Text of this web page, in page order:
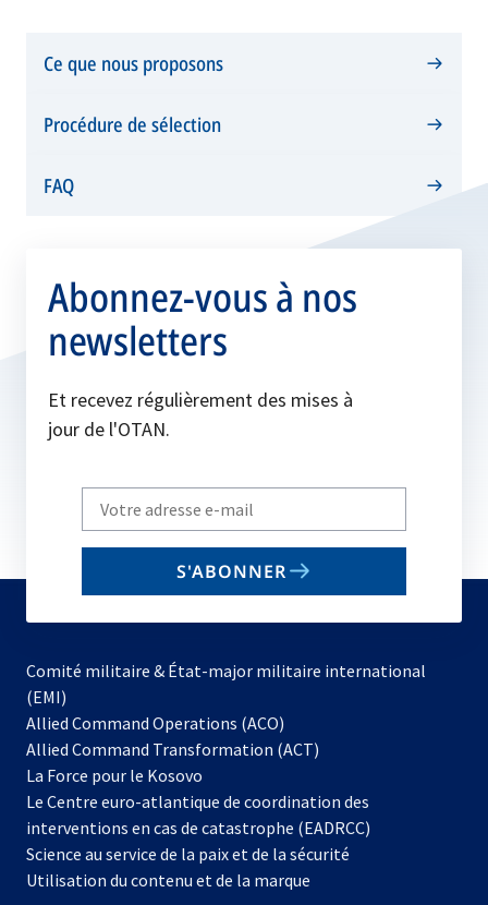
Ce que nous proposons
Procédure de sélection
FAQ
Abonnez-vous à nos
newsletters
Et recevez régulièrement des mises à
jour de l'OTAN.
Write
your
email
S'ABONNER
Comité militaire & État-major militaire international
(EMI)
Allied Command Operations (ACO)
Allied Command Transformation (ACT)
La Force pour le Kosovo
dans
un
nouvel
onglet
Le Centre euro-atlantique de coordination des
interventions en cas de catastrophe (EADRCC)
Science au service de la paix et de la sécurité
Utilisation du contenu et de la marque